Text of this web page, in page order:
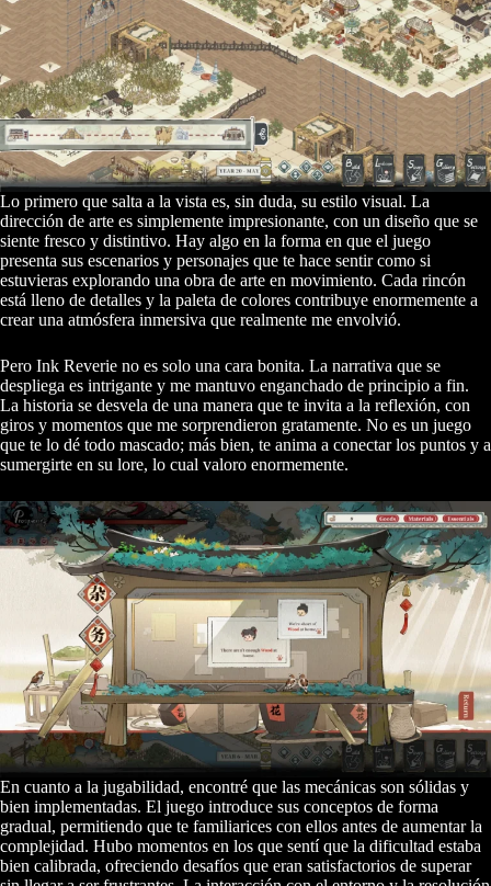
Lo primero que salta a la vista es, sin duda, su estilo visual. La
dirección de arte es simplemente impresionante, con un diseño que se
siente fresco y distintivo. Hay algo en la forma en que el juego
presenta sus escenarios y personajes que te hace sentir como si
estuvieras explorando una obra de arte en movimiento. Cada rincón
está lleno de detalles y la paleta de colores contribuye enormemente a
crear una atmósfera inmersiva que realmente me envolvió.
Pero Ink Reverie no es solo una cara bonita. La narrativa que se
despliega es intrigante y me mantuvo enganchado de principio a fin.
La historia se desvela de una manera que te invita a la reflexión, con
giros y momentos que me sorprendieron gratamente. No es un juego
que te lo dé todo mascado; más bien, te anima a conectar los puntos y a
sumergirte en su lore, lo cual valoro enormemente.
En cuanto a la jugabilidad, encontré que las mecánicas son sólidas y
bien implementadas. El juego introduce sus conceptos de forma
gradual, permitiendo que te familiarices con ellos antes de aumentar la
complejidad. Hubo momentos en los que sentí que la dificultad estaba
bien calibrada, ofreciendo desafíos que eran satisfactorios de superar